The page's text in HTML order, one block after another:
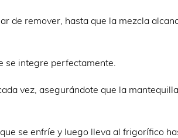
de remover, hasta que la mezcla
se integre perfectamente.
vez, asegurándote que la
se enfríe y luego lleva al frigorífico